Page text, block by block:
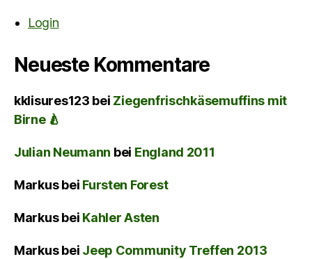
Login
Neueste Kommentare
kklisures123 bei Ziegenfrischkäsemuffins mit
Birne 🍐
Julian Neumann bei England 2011
Markusbei Fursten Forest
Markusbei Kahler Asten
Markusbei Jeep Community Treffen 2013